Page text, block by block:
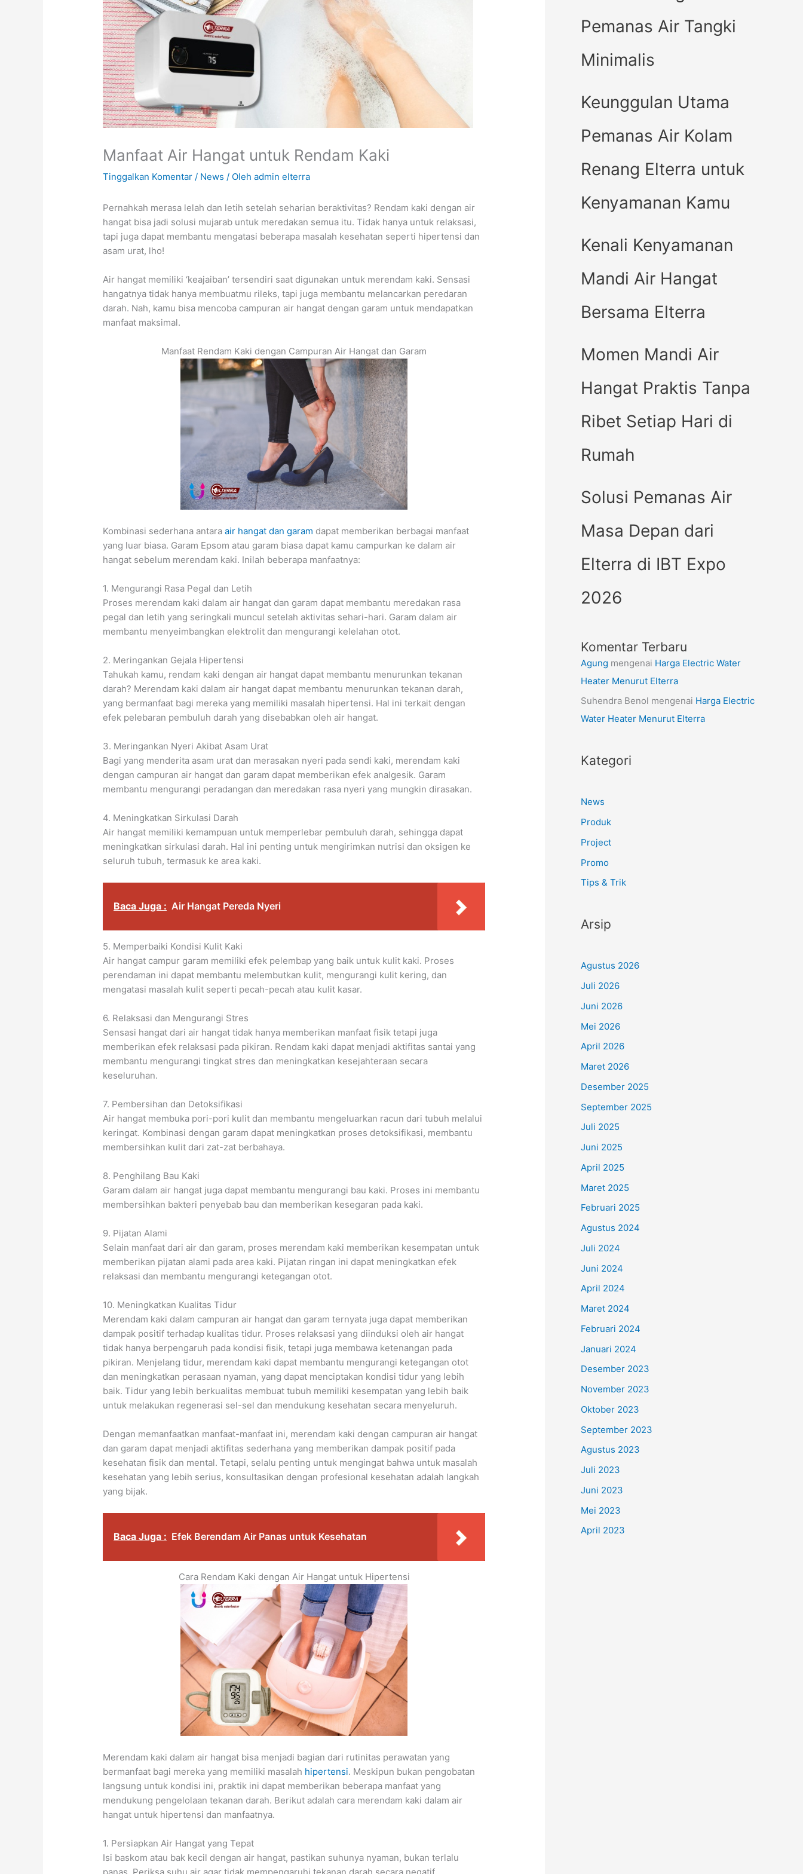
Manfaat Air Hangat untuk Rendam Kaki
Tinggalkan Komentar / News / Olehadmin elterra
Pernahkah merasa lelah dan letih setelah seharian beraktivitas? Rendam kaki dengan air
hangat bisa jadi solusi mujarab untuk meredakan semua itu. Tidak hanya untuk relaksasi,
tapi juga dapat membantu mengatasi beberapa masalah kesehatan seperti hipertensi dan
asam urat, lho!
Air hangat memiliki ‘keajaiban’ tersendiri saat digunakan untuk merendam kaki. Sensasi
hangatnya tidak hanya membuatmu rileks, tapi juga membantu melancarkan peredaran
darah. Nah, kamu bisa mencoba campuran air hangat dengan garam untuk mendapatkan
manfaat maksimal.
Manfaat Rendam Kaki dengan Campuran Air Hangat dan Garam
Kombinasi sederhana antaraair hangat dan garam dapat memberikan berbagai manfaat
yang luar biasa. Garam Epsom atau garam biasa dapat kamu campurkan ke dalam air
hangat sebelum merendam kaki. Inilah beberapa manfaatnya:
1. Mengurangi Rasa Pegal dan Letih
Proses merendam kaki dalam air hangat dan garam dapat membantu meredakan rasa
pegal dan letih yang seringkali muncul setelah aktivitas sehari-hari. Garam dalam air
membantu menyeimbangkan elektrolit dan mengurangi kelelahan otot.
2. Meringankan Gejala Hipertensi
Tahukah kamu, rendam kaki dengan air hangat dapat membantu menurunkan tekanan
darah? Merendam kaki dalam air hangat dapat membantu menurunkan tekanan darah,
yang bermanfaat bagi mereka yang memiliki masalah hipertensi. Hal ini terkait dengan
efek pelebaran pembuluh darah yang disebabkan oleh air hangat.
3. Meringankan Nyeri Akibat Asam Urat
Bagi yang menderita asam urat dan merasakan nyeri pada sendi kaki, merendam kaki
dengan campuran air hangat dan garam dapat memberikan efek analgesik. Garam
membantu mengurangi peradangan dan meredakan rasa nyeri yang mungkin dirasakan.
4. Meningkatkan Sirkulasi Darah
Air hangat memiliki kemampuan untuk memperlebar pembuluh darah, sehingga dapat
meningkatkan sirkulasi darah. Hal ini penting untuk mengirimkan nutrisi dan oksigen ke
seluruh tubuh, termasuk ke area kaki.
Baca Juga : Air Hangat Pereda Nyeri
5. Memperbaiki Kondisi Kulit Kaki
Air hangat campur garam memiliki efek pelembap yang baik untuk kulit kaki. Proses
perendaman ini dapat membantu melembutkan kulit, mengurangi kulit kering, dan
mengatasi masalah kulit seperti pecah-pecah atau kulit kasar.
6. Relaksasi dan Mengurangi Stres
Sensasi hangat dari air hangat tidak hanya memberikan manfaat fisik tetapi juga
memberikan efek relaksasi pada pikiran. Rendam kaki dapat menjadi aktifitas santai yang
membantu mengurangi tingkat stres dan meningkatkan kesejahteraan secara
keseluruhan.
7. Pembersihan dan Detoksifikasi
Air hangat membuka pori-pori kulit dan membantu mengeluarkan racun dari tubuh melalui
keringat. Kombinasi dengan garam dapat meningkatkan proses detoksifikasi, membantu
membersihkan kulit dari zat-zat berbahaya.
8. Penghilang Bau Kaki
Garam dalam air hangat juga dapat membantu mengurangi bau kaki. Proses ini membantu
membersihkan bakteri penyebab bau dan memberikan kesegaran pada kaki.
9. Pijatan Alami
Selain manfaat dari air dan garam, proses merendam kaki memberikan kesempatan untuk
memberikan pijatan alami pada area kaki. Pijatan ringan ini dapat meningkatkan efek
relaksasi dan membantu mengurangi ketegangan otot.
10. Meningkatkan Kualitas Tidur
Merendam kaki dalam campuran air hangat dan garam ternyata juga dapat memberikan
dampak positif terhadap kualitas tidur. Proses relaksasi yang diinduksi oleh air hangat
tidak hanya berpengaruh pada kondisi fisik, tetapi juga membawa ketenangan pada
pikiran. Menjelang tidur, merendam kaki dapat membantu mengurangi ketegangan otot
dan meningkatkan perasaan nyaman, yang dapat menciptakan kondisi tidur yang lebih
baik. Tidur yang lebih berkualitas membuat tubuh memiliki kesempatan yang lebih baik
untuk melakukan regenerasi sel-sel dan mendukung kesehatan secara menyeluruh.
Dengan memanfaatkan manfaat-manfaat ini, merendam kaki dengan campuran air hangat
dan garam dapat menjadi aktifitas sederhana yang memberikan dampak positif pada
kesehatan fisik dan mental. Tetapi, selalu penting untuk mengingat bahwa untuk masalah
kesehatan yang lebih serius, konsultasikan dengan profesional kesehatan adalah langkah
yang bijak.
Baca Juga : Efek Berendam Air Panas untuk Kesehatan
Cara Rendam Kaki dengan Air Hangat untuk Hipertensi
Merendam kaki dalam air hangat bisa menjadi bagian dari rutinitas perawatan yang
bermanfaat bagi mereka yang memiliki masalah hipertensi. Meskipun bukan pengobatan
langsung untuk kondisi ini, praktik ini dapat memberikan beberapa manfaat yang
mendukung pengelolaan tekanan darah. Berikut adalah cara merendam kaki dalam air
hangat untuk hipertensi dan manfaatnya.
1. Persiapkan Air Hangat yang Tepat
Isi baskom atau bak kecil dengan air hangat, pastikan suhunya nyaman, bukan terlalu
panas. Periksa suhu air agar tidak mempengaruhi tekanan darah secara negatif.
Pemanas Air Tangki
Minimalis
Keunggulan Utama
Pemanas Air Kolam
Renang Elterra untuk
Kenyamanan Kamu
Kenali Kenyamanan
Mandi Air Hangat
Bersama Elterra
Momen Mandi Air
Hangat Praktis Tanpa
Ribet Setiap Hari di
Rumah
Solusi Pemanas Air
Masa Depan dari
Elterra di IBT Expo
2026
Komentar Terbaru
Agung mengenai Harga Electric Water
Heater Menurut Elterra
Suhendra Benol mengenai Harga Electric
Water Heater Menurut Elterra
Kategori
News
Produk
Project
Promo
Tips & Trik
Arsip
Agustus 2026
Juli 2026
Juni 2026
Mei 2026
April 2026
Maret 2026
Desember 2025
September 2025
Juli 2025
Juni 2025
April 2025
Maret 2025
Februari 2025
Agustus 2024
Juli 2024
Juni 2024
April 2024
Maret 2024
Februari 2024
Januari 2024
Desember 2023
November 2023
Oktober 2023
September 2023
Agustus 2023
Juli 2023
Juni 2023
Mei 2023
April 2023